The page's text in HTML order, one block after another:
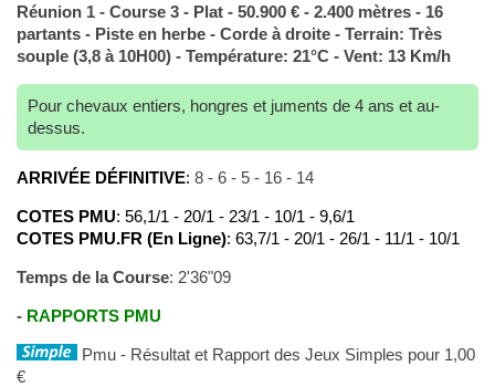
Réunion 1 - Course 3 - Plat - 50.900 € - 2.400 mètres - 16
partants - Piste en herbe - Corde à droite - Terrain: Très
souple (3,8 à 10H00) - Température: 21°C - Vent: 13 Km/h
Pour chevaux entiers, hongres et juments de 4 ans et au-
dessus.
ARRIVÉE DÉFINITIVE: 8 - 6 - 5 - 16 - 14
COTES PMU: 56,1/1 - 20/1 - 23/1 - 10/1 - 9,6/1
COTES PMU.FR (En Ligne): 63,7/1 - 20/1 - 26/1 - 11/1 - 10/1
Temps de la Course: 2'36"09
- RAPPORTS PMU
Pmu - Résultat et Rapport des Jeux Simples pour 1,00
€